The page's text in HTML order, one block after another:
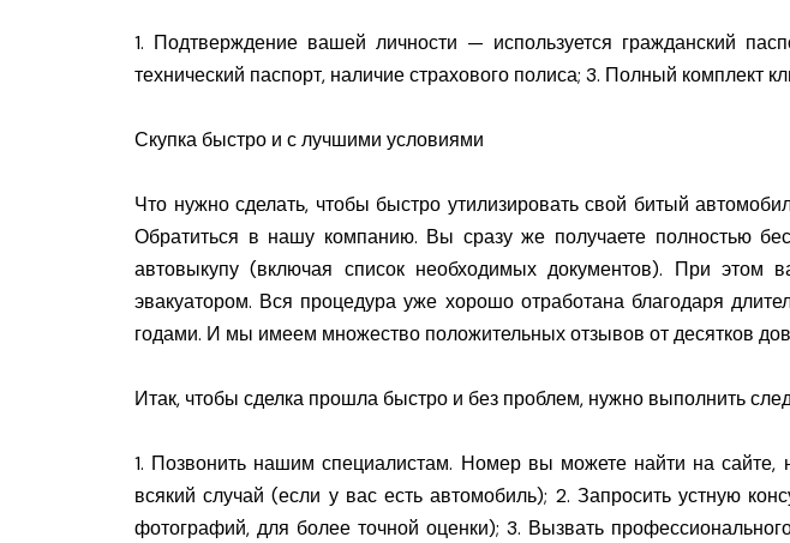
1. Подтверждение вашей личности — используется гражданский
технический паспорт, наличие страхового полиса; 3. Полный комплект
Скупка быстро и с лучшими условиями
Что нужно сделать, чтобы быстро утилизировать свой битый
Обратиться в нашу компанию. Вы сразу же получаете полностью
автовыкупу (включая список необходимых документов). При этом
эвакуатором. Вся процедура уже хорошо отработана благодаря
годами. И мы имеем множество положительных отзывов от десятков
Итак, чтобы сделка прошла быстро и без проблем, нужно выполнить
1. Позвонить нашим специалистам. Номер вы можете найти на
всякий случай (если у вас есть автомобиль); 2. Запросить устную
фотографий, для более точной оценки); 3. Вызвать